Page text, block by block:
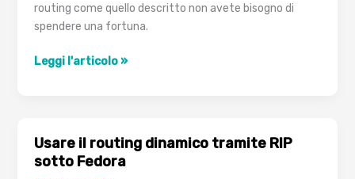
routing come quello descritto non avete bisogno di
spendere una fortuna.
Introduzione
Leggi l'articolo »
Usare il routing dinamico tramite RIP
sotto Fedora